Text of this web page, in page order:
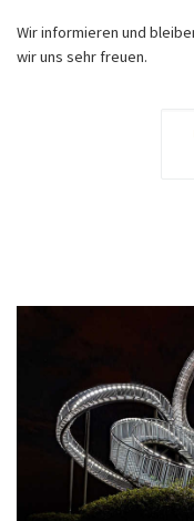
Wir informieren und
wir uns sehr freuen.